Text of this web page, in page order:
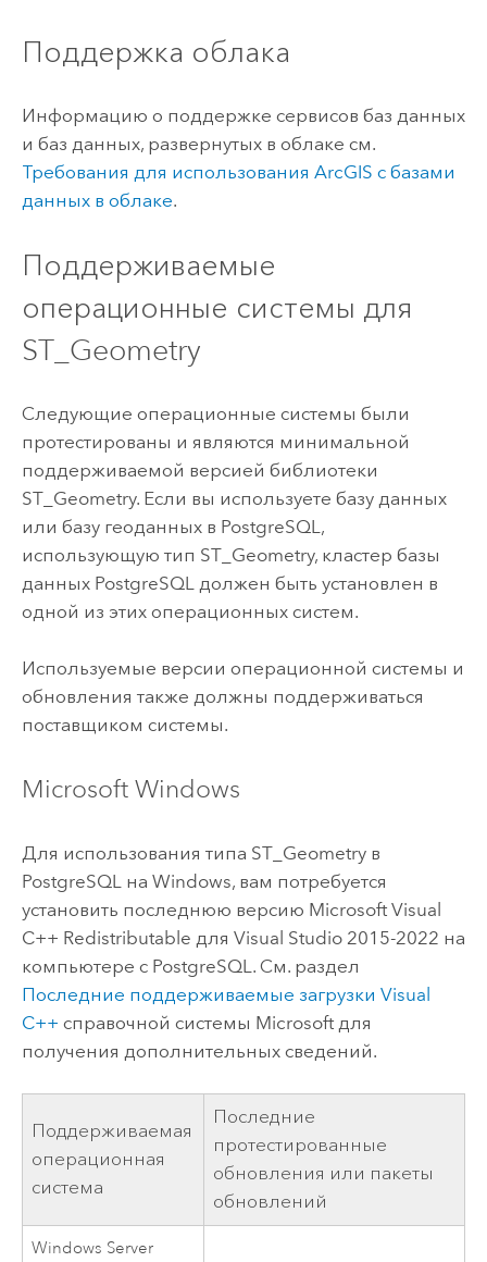
Поддержка облака
Информацию о поддержке сервисов баз данных
и баз данных, развернутых в облаке см.
Требования для использования ArcGIS с базами
данных в облаке.
Поддерживаемые
операционные системы для
ST_Geometry
Следующие операционные системы были
протестированы и являются минимальной
поддерживаемой версией библиотеки
ST_Geometry. Если вы используете базу данных
или базу геоданных в PostgreSQL,
использующую тип ST_Geometry, кластер базы
данных PostgreSQLдолжен быть установлен в
одной из этих операционных систем.
Используемые версии операционной системы и
обновления также должны поддерживаться
поставщиком системы.
Microsoft Windows
Для использования типа ST_Geometry в
PostgreSQLна Windows, вам потребуется
установить последнюю версию Microsoft Visual
C++ Redistributable для Visual Studio2015-2022 на
компьютере с PostgreSQL. См. раздел
Последние поддерживаемые загрузки Visual
C++ справочной системы Microsoftдля
получения дополнительных сведений.
Поддерживаемая
операционная
система
Последние
протестированные
обновления или пакеты
обновлений
Windows Server